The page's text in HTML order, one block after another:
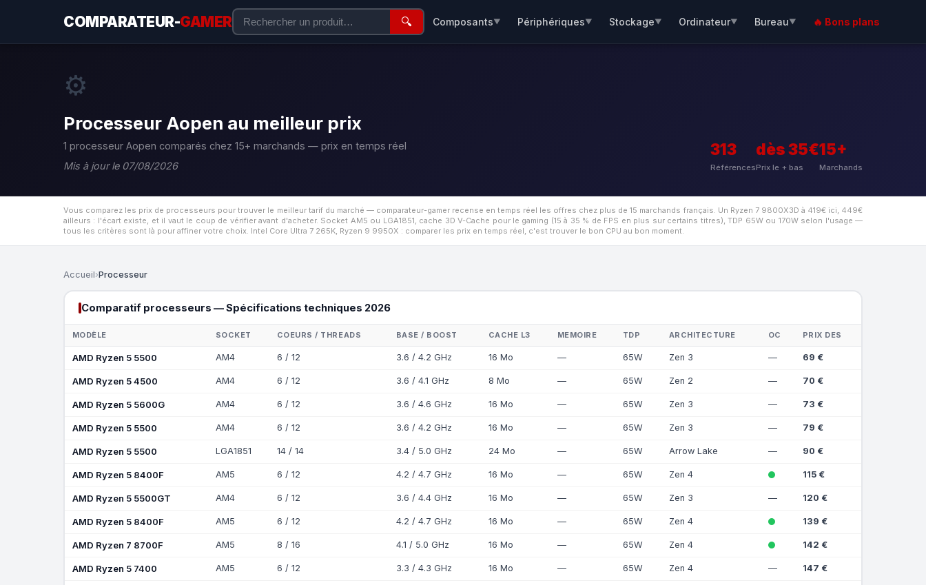
COMPARATEUR-GAMER 🔍 Composants▼ Périphériques▼ Stockage▼ Ordinateur▼ Bureau▼ 🔥 Bons plans
⚙️
Processeur Aopen au meilleur prix
1 processeur Aopen comparés chez 15+ marchands — prix en temps réel
Mis à jour le 07/08/2026
313
Références
dès 35€
Prix le + bas
15+
Marchands
Vous comparez les prix de processeurs pour trouver le meilleur tarif du marché — comparateur-gamer recense en temps réel les offres chez plus de 15 marchands français. Un Ryzen 7 9800X3D à 419€ ici, 449€
ailleurs : l'écart existe, et il vaut le coup de vérifier avant d'acheter. Socket AM5 ou LGA1851, cache 3D V-Cache pour le gaming (15 à 35 % de FPS en plus sur certains titres), TDP 65W ou 170W selon l'usage —
tous les critères sont là pour affiner votre choix. Intel Core Ultra 7 265K, Ryzen 9 9950X : comparer les prix en temps réel, c'est trouver le bon CPU au bon moment.
Accueil›Processeur
Comparatif processeurs — Spécifications techniques 2026
MODÈLE SOCKET COEURS / THREADS BASE / BOOST CACHE L3 MEMOIRE TDP ARCHITECTURE OC PRIX DES
AMD Ryzen 5 5500 AM4 6 / 12 3.6 / 4.2 GHz 16 Mo — 65W Zen 3 — 69 €
AMD Ryzen 5 4500 AM4 6 / 12 3.6 / 4.1 GHz 8 Mo — 65W Zen 2 — 70 €
AMD Ryzen 5 5600G AM4 6 / 12 3.6 / 4.6 GHz 16 Mo — 65W Zen 3 — 73 €
AMD Ryzen 5 5500 AM4 6 / 12 3.6 / 4.2 GHz 16 Mo — 65W Zen 3 — 79 €
AMD Ryzen 5 5500 LGA1851 14 / 14 3.4 / 5.0 GHz 24 Mo — 65W Arrow Lake — 90 €
AMD Ryzen 5 8400F AM5 6 / 12 4.2 / 4.7 GHz 16 Mo — 65W Zen 4 115 €
AMD Ryzen 5 5500GT AM4 6 / 12 3.6 / 4.4 GHz 16 Mo — 65W Zen 3 — 120 €
AMD Ryzen 5 8400F AM5 6 / 12 4.2 / 4.7 GHz 16 Mo — 65W Zen 4 139 €
AMD Ryzen 7 8700F AM5 8 / 16 4.1 / 5.0 GHz 16 Mo — 65W Zen 4 142 €
AMD Ryzen 5 7400 AM5 6 / 12 3.3 / 4.3 GHz 16 Mo — 65W Zen 4 — 147 €